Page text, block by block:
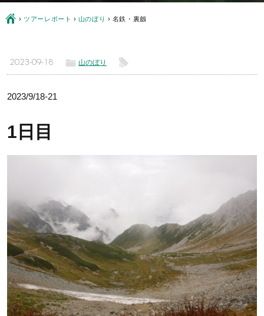
Ç ›ツアーレポート › 山のぼり › 名鉄・裏劔
2023-09-18 ë 山のぼり l
2023/9/18-21
1日目